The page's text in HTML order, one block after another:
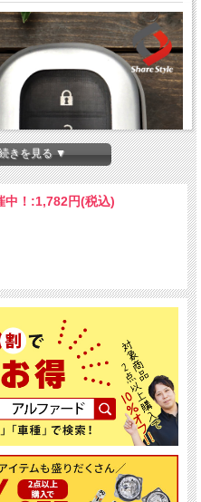
きを見る ▼
中！:1,782円(税込)